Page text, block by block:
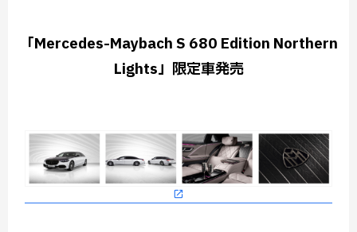
「Mercedes-Maybach S 680 Edition Northern
Lights」限定車発売